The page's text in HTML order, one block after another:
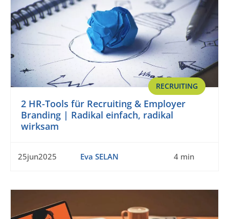
RECRUITING
2 HR-Tools für Recruiting & Employer
Branding | Radikal einfach, radikal
wirksam
25jun2025 Eva SELAN 4 min